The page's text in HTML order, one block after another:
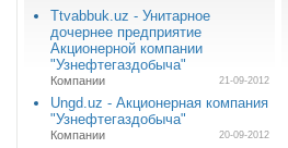
Ttvabbuk.uz - Унитарное
дочернее предприятие
Акционерной компании
"Узнефтегаздобыча"
Компании 21-09-2012
Ungd.uz - Акционерная компания
"Узнефтегаздобыча"
Компании 20-09-2012